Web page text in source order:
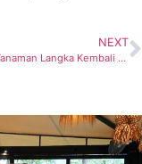
NEXT
Wow! Saat Tanaman Langka Kembali Bersemi di Ladang Gas JTB